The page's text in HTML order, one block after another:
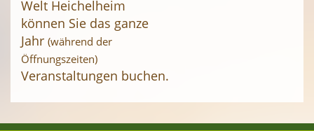
Welt Heichelheim
können Sie das ganze
Jahr (während der
Öffnungszeiten)
Veranstaltungen buchen.